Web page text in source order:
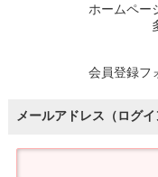
ホームペー
会員登録フ
メールアドレス（ログイ